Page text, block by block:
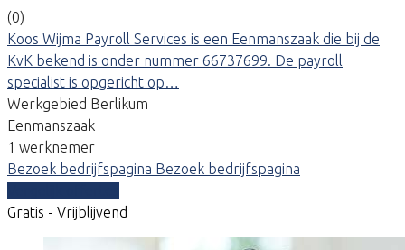
(0)
Koos Wijma Payroll Services is een Eenmanszaak die bij de
KvK bekend is onder nummer 66737699. De payroll
specialist is opgericht op…
Werkgebied Berlikum
Eenmanszaak
1 werknemer
Bezoek bedrijfspagina Bezoek bedrijfspagina
Gratis - Vrijblijvend